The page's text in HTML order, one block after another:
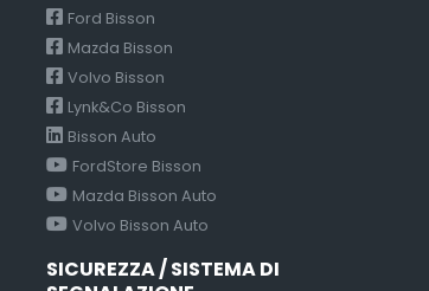
Ford Bisson
Mazda Bisson
Volvo Bisson
Lynk&Co Bisson
Bisson Auto
FordStore Bisson
Mazda Bisson Auto
Volvo Bisson Auto
SICUREZZA / SISTEMA DI